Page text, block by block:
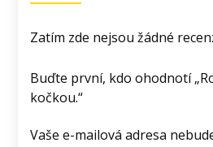
Zatím zde nejsou žádné
Buďte první, kdo ohodnotí
kočkou.“
Vaše e-mailová adresa